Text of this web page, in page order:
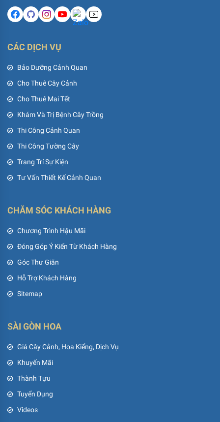
CÁC DỊCH VỤ
Bảo Dưỡng Cảnh Quan
Cho Thuê Cây Cảnh
Cho Thuê Mai Tết
Khám Và Trị Bệnh Cây Trồng
Thi Công Cảnh Quan
Thi Công Tường Cây
Trang Trí Sự Kiện
Tư Vấn Thiết Kế Cảnh Quan
CHĂM SÓC KHÁCH HÀNG
Chương Trình Hậu Mãi
Đóng Góp Ý Kiến Từ Khách Hàng
Góc Thư Giãn
Hỗ Trợ Khách Hàng
Sitemap
SÀI GÒN HOA
Giá Cây Cảnh, Hoa Kiểng, Dịch Vụ
Khuyến Mãi
Thành Tựu
Tuyển Dụng
Videos